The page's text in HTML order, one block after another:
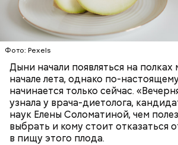
Фото: Pexels
Дыни начали появляться на полках
начале лета, однако по-
начинается только сейчас.
узнала у врача-диетолога,
наук Елены Соломатиной, чем
выбрать и кому стоит отказаться
в пищу этого плода.
лютеин и зеаксантин — эти
отлично поддерживают наше
калий — оказывает мочегонное
поддерживает сердечно-
систему и предотвращает
магний — помогает калию и не
спазмироваться.